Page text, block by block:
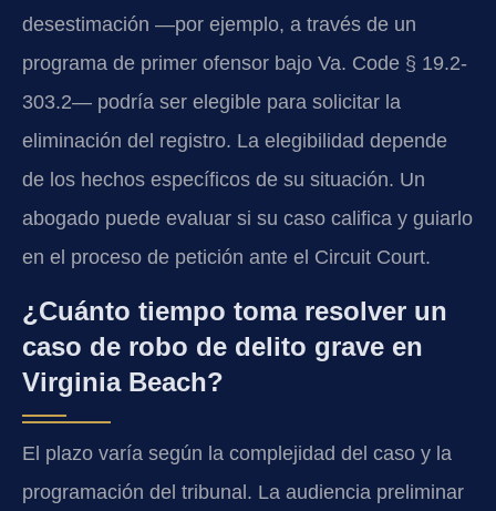
desestimación —por ejemplo, a través de un
programa de primer ofensor bajo Va. Code § 19.2-
303.2— podría ser elegible para solicitar la
eliminación del registro. La elegibilidad depende
de los hechos específicos de su situación. Un
abogado puede evaluar si su caso califica y guiarlo
en el proceso de petición ante el Circuit Court.
¿Cuánto tiempo toma resolver un
caso de robo de delito grave en
Virginia Beach?
El plazo varía según la complejidad del caso y la
programación del tribunal. La audiencia preliminar